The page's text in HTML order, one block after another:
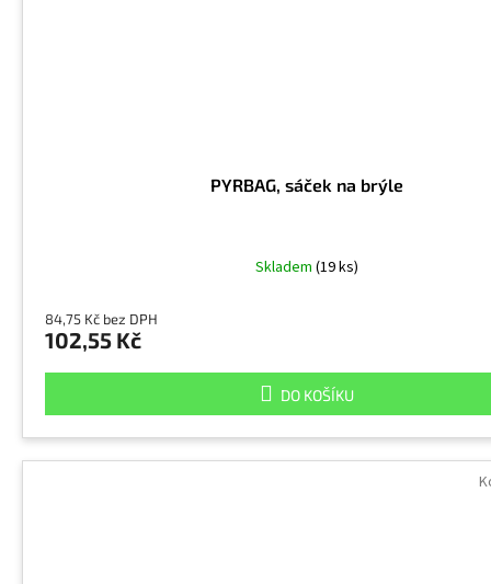
PYRBAG, sáček na brýle
Skladem (19 ks)
84,75 Kč bez DPH
102,55 Kč
DO KOŠÍKU